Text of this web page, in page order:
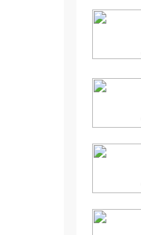
[10] 【纪
1193播放
[11] 【纪
[12] 【纪
[13] 【纪